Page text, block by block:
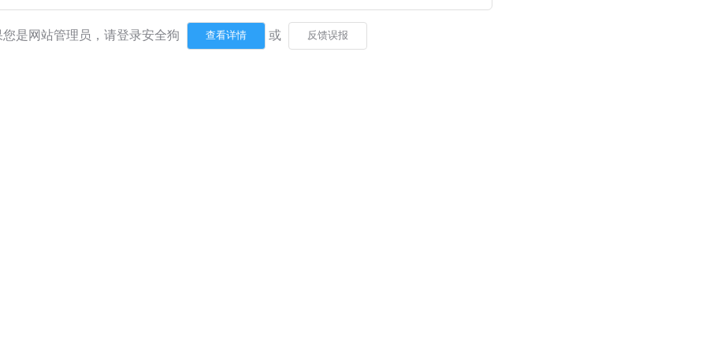
您是网站管理员，请登录安全狗 或